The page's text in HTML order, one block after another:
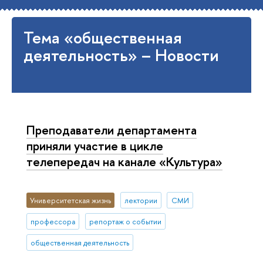
Тема «общественная
деятельность» – Новости
Преподаватели департамента
приняли участие в цикле
телепередач на канале «Культура»
Университетская жизнь лектории СМИ
профессора репортаж о событии
общественная деятельность